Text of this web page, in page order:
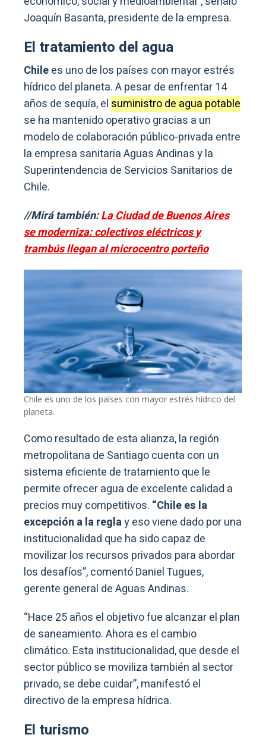
Joaquín Basanta, presidente de la empresa.
El tratamiento del agua
Chilees uno de los países con mayor estrés
hídrico del planeta. A pesar de enfrentar 14
años de sequía, el suministro de agua potable
se ha mantenido operativo gracias a un
modelo de colaboración público-privada entre
la empresa sanitaria Aguas Andinas y la
Superintendencia de Servicios Sanitarios de
Chile.
//Mirá también:La Ciudad de Buenos Aires
se moderniza: colectivos eléctricos y
trambús llegan al microcentro porteño
Chile es uno de los países con mayor estrés hídrico del
planeta.
Como resultado de esta alianza, la región
metropolitana de Santiago cuenta con un
sistema eficiente de tratamiento que le
permite ofrecer agua de excelente calidad a
precios muy competitivos. “Chile es la
excepción a la reglay eso viene dado por una
institucionalidad que ha sido capaz de
movilizar los recursos privados para abordar
los desafíos”, comentó Daniel Tugues,
gerente general de Aguas Andinas.
“Hace 25 años el objetivo fue alcanzar el plan
de saneamiento. Ahora es el cambio
climático. Esta institucionalidad, que desde el
sector público se moviliza también al sector
privado, se debe cuidar”, manifestó el
directivo de la empresa hídrica.
El turismo